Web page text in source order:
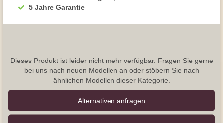
5 Jahre Garantie
Dieses Produkt ist leider nicht mehr verfügbar. Fragen Sie gerne
bei uns nach neuen Modellen an oder stöbern Sie nach
ähnlichen Modellen dieser Kategorie.
Alternativen anfragen